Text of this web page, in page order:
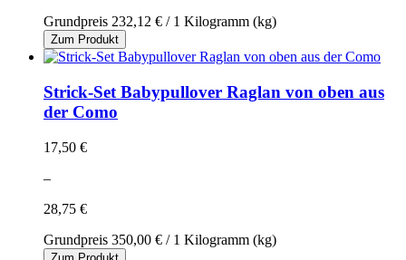
Grundpreis 232,12 € / 1 Kilogramm (kg)
Zum Produkt
Strick-Set Babypullover Raglan von oben aus
der Como
17,50 €
–
28,75 €
Grundpreis 350,00 € / 1 Kilogramm (kg)